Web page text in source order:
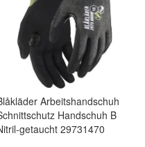
Arbeitshandschuh
Handschuh B
getaucht 29731470